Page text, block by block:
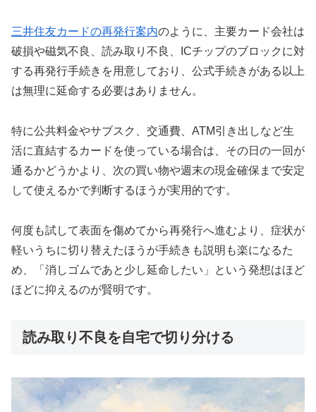
三井住友カードの再発行案内のように、主要カード会社は
破損や磁気不良、読み取り不良、ICチップのブロックに対
する再発行手続きを用意しており、公式手続きがある以上
は無理に延命する必要はありません。
特に公共料金やサブスク、交通費、ATM引き出しなど生
活に直結するカードを使っている場合は、その日の一回が
通るかどうかより、次の買い物や週末の現金確保まで安定
して使えるかで判断するほうが実用的です。
何度も試して表面を傷めてから再発行へ進むより、症状が
軽いうちに切り替えたほうが手続きも説明も楽になるた
め、「消しゴムであと少し延命したい」という発想はほど
ほどに抑えるのが賢明です。
読み取り不良を自宅で切り分ける